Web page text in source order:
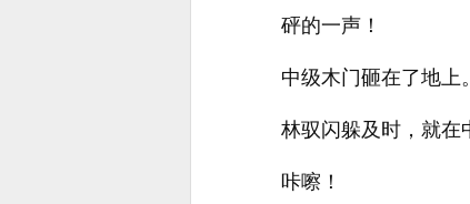
砰的一声！
中级木门砸在了地上。
林驭闪躲及时，就在
咔嚓！